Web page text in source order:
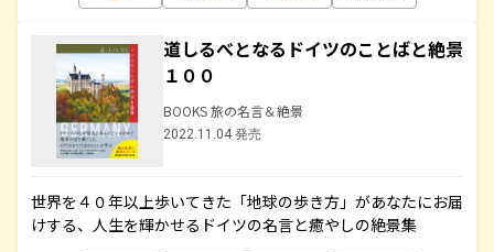
道しるべとなるドイツのことばと絶景
１００
BOOKS 旅の名言＆絶景
2022.11.04 発売
世界を４０年以上歩いてきた「地球の歩き方」があなたにお届
けする、人生を輝かせるドイツの名言と癒やしの絶景集